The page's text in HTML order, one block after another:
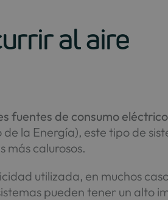
al aire
fuentes de consumo
la Energía), este tipo de
más calurosos.
utilizada, en muchos
pueden tener un alto